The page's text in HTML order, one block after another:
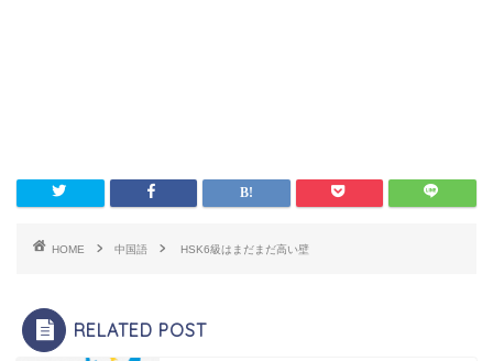
HOME 中国語 HSK6級はまだまだ高い壁
RELATED POST